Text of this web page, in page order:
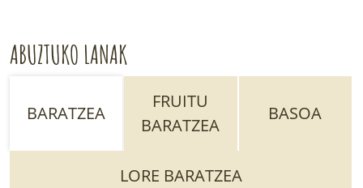
ABUZTUKO LANAK
BARATZEA
FRUITU
BARATZEA
BASOA
LORE BARATZEA